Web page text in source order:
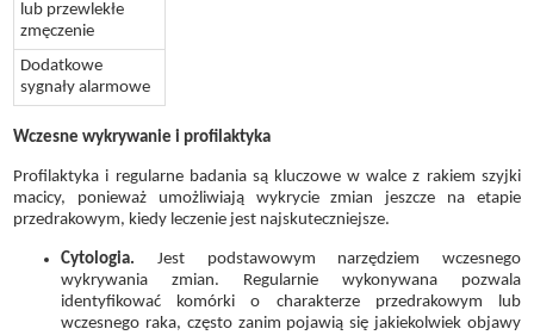
lub przewlekłe
zmęczenie
Dodatkowe
sygnały alarmowe
Wczesne wykrywanie i profilaktyka
Profilaktyka i regularne badania są kluczowe w walce z rakiem szyjki
macicy, ponieważ umożliwiają wykrycie zmian jeszcze na etapie
przedrakowym, kiedy leczenie jest najskuteczniejsze.
Cytologia. Jest podstawowym narzędziem wczesnego
wykrywania zmian. Regularnie wykonywana pozwala
identyfikować komórki o charakterze przedrakowym lub
wczesnego raka, często zanim pojawią się jakiekolwiek objawy